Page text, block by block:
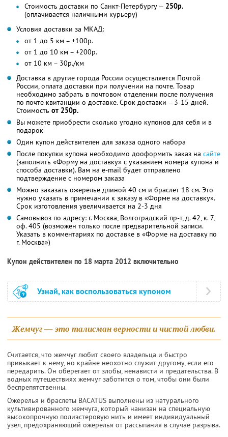
Стоимость доставки по Санкт-Петербургу — 250р.
(оплачивается наличными курьеру)
Условия доставки за МКАД:
от 1 до 5 км – +100р.
от 1 до 10 км – +200р.
от 10 км – 30р./км
Доставка в другие города России осуществляется Почтой
России, оплата доставки при получении на почте. Товар
необходимо забрать в почтовом отделении после получения
по почте квитанции о доставке. Срок доставки – 3-15 дней.
Стоимость от 250р.
Вы можете приобрести сколько угодно купонов для себя и в
подарок
Один купон действителен для заказа одного набора
После покупки купона необходимо дооформить заказ на сайте
(заполнить «Форму на доставку» с указанием номера купона и
способа доставки). Вам на e-mail будет отправлено
подтверждение с номером заказа
Можно заказать ожерелье длиной 40 см и браслет 18 см. Это
нужно указать в примечании к заказу в «Форме на доставку».
Срок изготовления увеличивается на 2-3 дня
Самовывоз по адресу: г. Москва, Волгоградский пр-т, д. 42, к. 7,
оф. 405 (возможен только после предварительной записи.
Указать в комментариях по доставке в «Форме на доставку по
г. Москва»)
Купон действителен по 18 марта 2012 включительно
Узнай, как воспользоваться купоном
Жемчуг — это талисман верности и чистой любви.
Считается, что жемчуг любит своего владельца и быстро
привыкает к нему, но крайне неохотно служит другому, если его
переда­рить. Он оберегает от злобы, не­нависти и предательства. В
водных путешествиях жемчуг заботится о том, чтобы они были
беспрепят­ственны.
Ожерелья и браслеты BACATUS выполнены из натурального
культивированного жемчуга, который нанизан на специальную
высокопрочную полиэстеровую нить и имеет индивидуальный
узел, предохраняющий ожерелья от рассыпания в случае разрыва.